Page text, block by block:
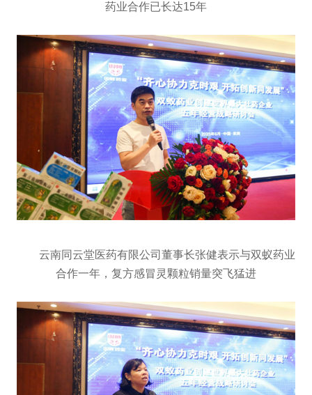
药业合作已长达15年
云南同云堂医药有限公司董事长张健表示与双蚁药业
合作一年，复方感冒灵颗粒销量突飞猛进